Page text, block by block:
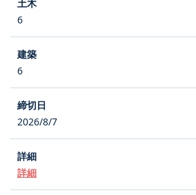
6
6
2026/8/7
詳細